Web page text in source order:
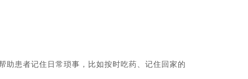
患者记住日常琐事，比如按时吃药、记住回家的